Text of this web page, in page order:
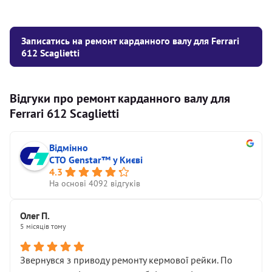
Записатись на ремонт карданного валу для Ferrari
612 Scaglietti
Відгуки про ремонт карданного валу для
Ferrari 612 Scaglietti
Відмінно
СТО Genstar™ у Києві
4.3
На основі 4092 відгуків
Олег П.
5 місяців тому
Звернувся з приводу ремонту кермової рейки. По